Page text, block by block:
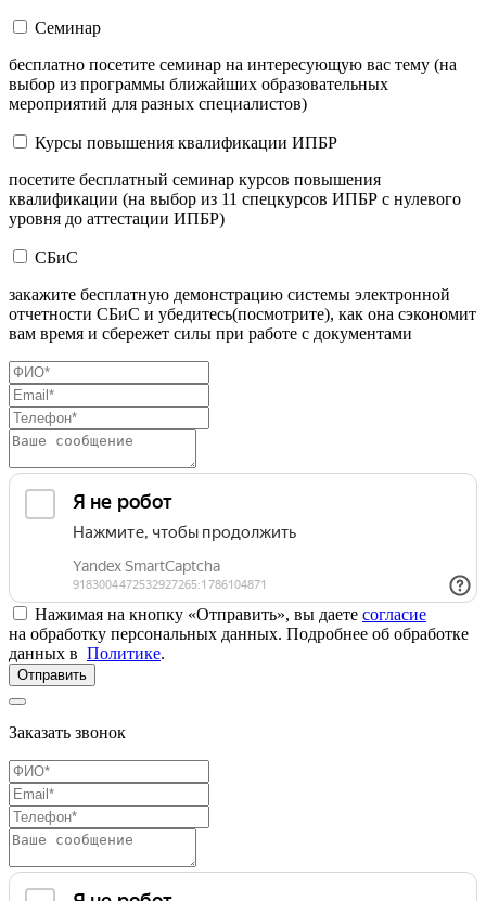
Семинар
бесплатно посетите семинар на интересующую вас тему (на
выбор из программы ближайших образовательных
мероприятий для разных специалистов)
Курсы повышения квалификации ИПБР
посетите бесплатный семинар курсов повышения
квалификации (на выбор из 11 спецкурсов ИПБР с нулевого
уровня до аттестации ИПБР)
СБиС
закажите бесплатную демонстрацию системы электронной
отчетности СБиС и убедитесь(посмотрите), как она сэкономит
вам время и сбережет силы при работе с документами
Нажимая на кнопку «Отправить», вы даете согласие
на обработку персональных данных. Подробнее об обработке
данных в Политике.
Отправить
Заказать звонок